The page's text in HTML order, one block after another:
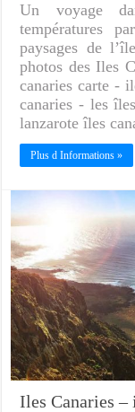
Un voyage
températures
paysages de
photos des Iles
canaries carte -
canaries - les
lanzarote îles
Plus d Informations »
Iles Canaries –